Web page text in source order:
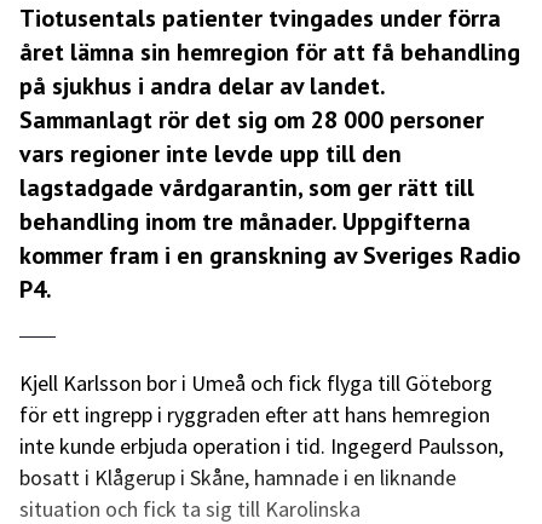
Tiotusentals patienter tvingades under förra
året lämna sin hemregion för att få behandling
på sjukhus i andra delar av landet.
Sammanlagt rör det sig om 28 000 personer
vars regioner inte levde upp till den
lagstadgade vårdgarantin, som ger rätt till
behandling inom tre månader. Uppgifterna
kommer fram i en granskning av Sveriges Radio
P4.
Kjell Karlsson bor i Umeå och fick flyga till Göteborg
för ett ingrepp i ryggraden efter att hans hemregion
inte kunde erbjuda operation i tid. Ingegerd Paulsson,
bosatt i Klågerup i Skåne, hamnade i en liknande
situation och fick ta sig till Karolinska